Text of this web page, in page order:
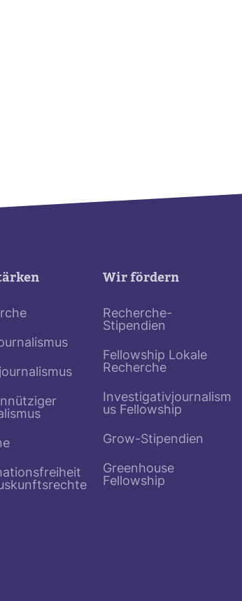
Wir fördern
Recherche-
Stipendien
Fellowship Lokale
Recherche
Investigativjournalism
us Fellowship
Grow-Stipendien
Greenhouse
Fellowship